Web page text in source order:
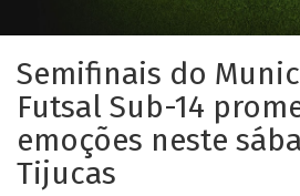
Semifinais do
Futsal Sub-14
emoções neste
Tijucas